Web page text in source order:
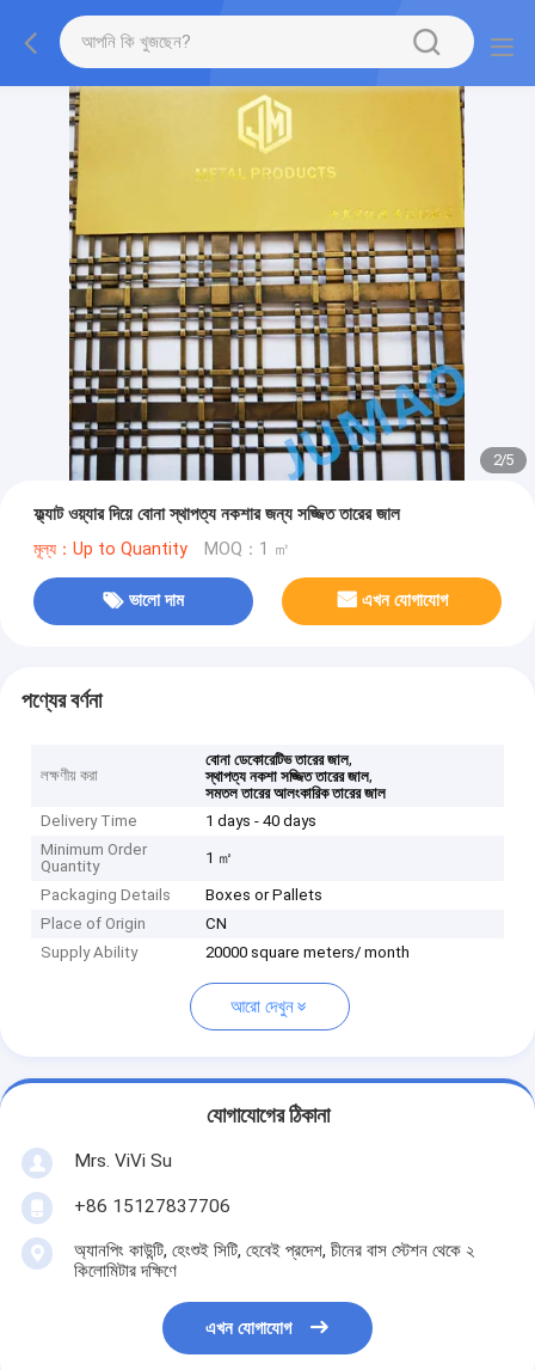
2/5
ফ্ল্যাট ওয়্যার দিয়ে বোনা স্থাপত্য নকশার জন্য সজ্জিত তারের জাল
মূল্য：Up to Quantity MOQ：1 ㎡
ভালো দাম এখন যোগাযোগ
পণ্যের বর্ণনা
লক্ষণীয় করা
বোনা ডেকোরেটিভ তারের জাল,
স্থাপত্য নকশা সজ্জিত তারের জাল,
সমতল তারের আলংকারিক তারের জাল
Delivery Time
1 days - 40 days
Minimum Order
Quantity
1 ㎡
Packaging Details
Boxes or Pallets
Place of Origin
CN
Supply Ability
20000 square meters/ month
আরো দেখুন
যোগাযোগের ঠিকানা
Mrs. ViVi Su
+86 15127837706
অ্যানপিং কাউন্টি, হেংশুই সিটি, হেবেই প্রদেশ, চীনের বাস স্টেশন থেকে ২
কিলোমিটার দক্ষিণে
এখন যোগাযোগ